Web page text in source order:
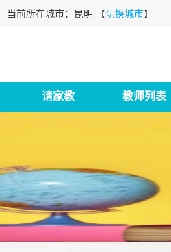
当前所在城市：昆明 【切换城市】
请家教 教师列表